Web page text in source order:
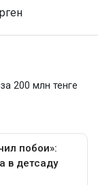
200 млн тенге